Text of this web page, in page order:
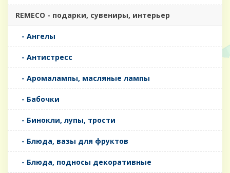
REMECO - подарки, сувениры, интерьер
- Ангелы
- Антистресс
- Аромалампы, масляные лампы
- Бабочки
- Бинокли, лупы, трости
- Блюда, вазы для фруктов
- Блюда, подносы декоративные